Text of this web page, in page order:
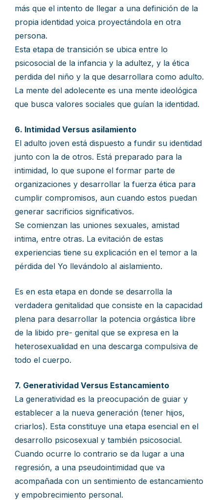
más que el intento de llegar a una definición de la
propia identidad yoica proyectándola en otra
persona.
Esta etapa de transición se ubica entre lo
psicosocial de la infancia y la adultez, y la ética
perdida del niño y la que desarrollara como adulto.
La mente del adolecente es una mente ideológica
que busca valores sociales que guían la identidad.
6. Intimidad Versus asilamiento
El adulto joven está dispuesto a fundir su identidad
junto con la de otros. Está preparado para la
intimidad, lo que supone el formar parte de
organizaciones y desarrollar la fuerza ética para
cumplir compromisos, aun cuando estos puedan
generar sacrificios significativos.
Se comienzan las uniones sexuales, amistad
intima, entre otras. La evitación de estas
experiencias tiene su explicación en el temor a la
pérdida del Yo llevándolo al aislamiento.
Es en esta etapa en donde se desarrolla la
verdadera genitalidad que consiste en la capacidad
plena para desarrollar la potencia orgástica libre
de la libido pre- genital que se expresa en la
heterosexualidad en una descarga compulsiva de
todo el cuerpo.
7. Generatividad Versus Estancamiento
La generatividad es la preocupación de guiar y
establecer a la nueva generación (tener hijos,
criarlos). Esta constituye una etapa esencial en el
desarrollo psicosexual y también psicosocial.
Cuando ocurre lo contrario se da lugar a una
regresión, a una pseudointimidad que va
acompañada con un sentimiento de estancamiento
y empobrecimiento personal.